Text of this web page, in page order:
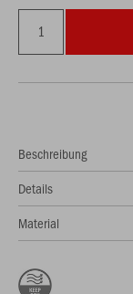
Beschreibung
Details
Material